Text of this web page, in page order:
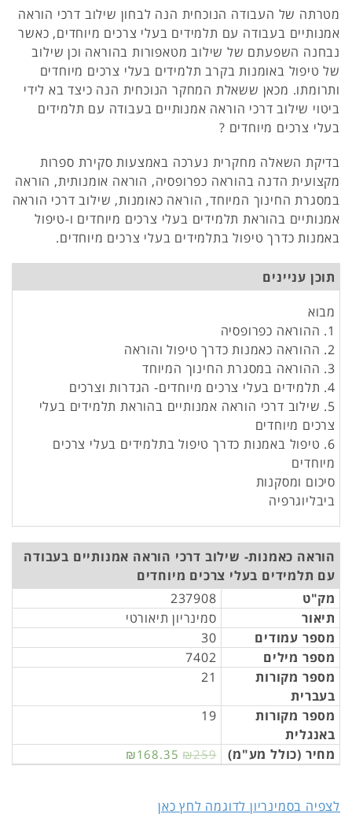
מטרתה של העבודה הנוכחית הנה לבחון שילוב דרכי הוראה
אמנותיים בעבודה עם תלמידים בעלי צרכים מיוחדים, כאשר
נבחנה השפעתם של שילוב מטאפורות בהוראה וכן שילוב
של טיפול באומנות בקרב תלמידים בעלי צרכים מיוחדים
ותרומתו. מכאן ששאלת המחקר הנוכחית הנה כיצד בא לידי
ביטוי שילוב דרכי הוראה אמנותיים בעבודה עם תלמידים
בעלי צרכים מיוחדים ?
בדיקת השאלה מחקרית נערכה באמצעות סקירת ספרות
מקצועית הדנה בהוראה כפרופסיה, הוראה אומנותית, הוראה
במסגרת החינוך המיוחד, הוראה כאומנות, שילוב דרכי הוראה
אמנותיים בהוראת תלמידים בעלי צרכים מיוחדים ו-טיפול
באמנות כדרך טיפול בתלמידים בעלי צרכים מיוחדים.
תוכן עניינים
מבוא
1. ההוראה כפרופסיה
2. ההוראה כאמנות כדרך טיפול והוראה
3. ההוראה במסגרת החינוך המיוחד
4. תלמידים בעלי צרכים מיוחדים- הגדרות וצרכים
5. שילוב דרכי הוראה אמנותיים בהוראת תלמידים בעלי
צרכים מיוחדים
6. טיפול באמנות כדרך טיפול בתלמידים בעלי צרכים
מיוחדים
סיכום ומסקנות
ביבליוגרפיה
הוראה כאמנות- שילוב דרכי הוראה אמנותיים בעבודה
עם תלמידים בעלי צרכים מיוחדים
מק"ט
237908
תיאור
סמינריון תיאורטי
מספר עמודים
30
מספר מילים
7402
מספר מקורות
בעברית
21
מספר מקורות
באנגלית
19
מחיר (כולל מע"מ) ₪168.35 ₪259
לצפיה בסמינריון לדוגמה לחץ כאן